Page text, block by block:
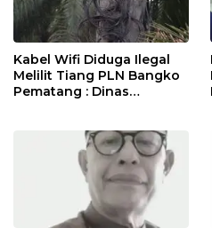
Kabel Wifi Diduga Ilegal
Melilit Tiang PLN Bangko
Pematang : Dinas